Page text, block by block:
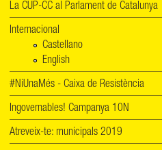
La CUP-CC al Parlament de Catalunya
Internacional
Castellano
English
#NiUnaMés - Caixa de Resistència
Ingovernables! Campanya 10N
Atreveix-te: municipals 2019